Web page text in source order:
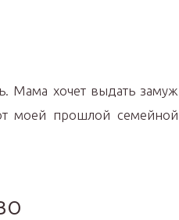
Мама хочет выдать замуж
моей прошлой семейной